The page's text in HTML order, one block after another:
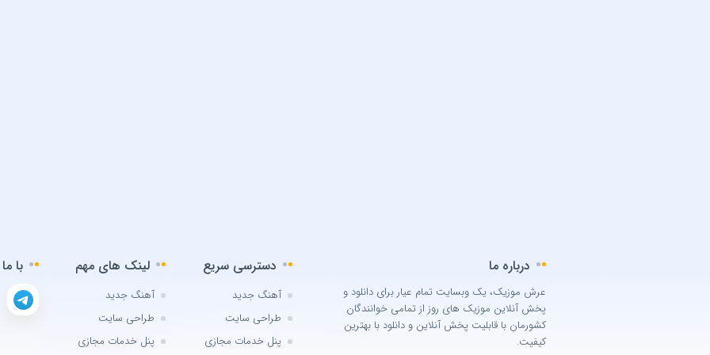
درباره ما
عرش موزیک، یک وبسایت تمام عیار برای دانلود و
پخش آنلاین موزیک های روز از تمامی خوانندگان
کشورمان با قابلیت پخش آنلاین و دانلود با بهترین
کیفیت.
دسترسی سریع
آهنگ جدید
طراحی سایت
پنل خدمات مجازی
لینک های مهم
آهنگ جدید
طراحی سایت
پنل خدمات مجازی
با